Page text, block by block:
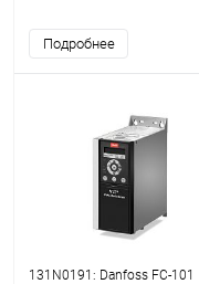
Подробнее
131N0191: Danfoss FC-101